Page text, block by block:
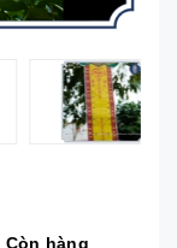
Còn hàng